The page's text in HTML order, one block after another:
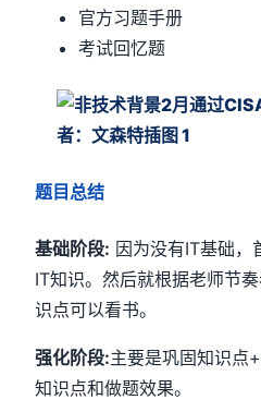
官方习题手册
考试回忆题
题目总结
基础阶段: 因为没有IT基础，
IT知识。然后就根据老师节
识点可以看书。
强化阶段:主要是巩固知识点
知识点和做题效果。